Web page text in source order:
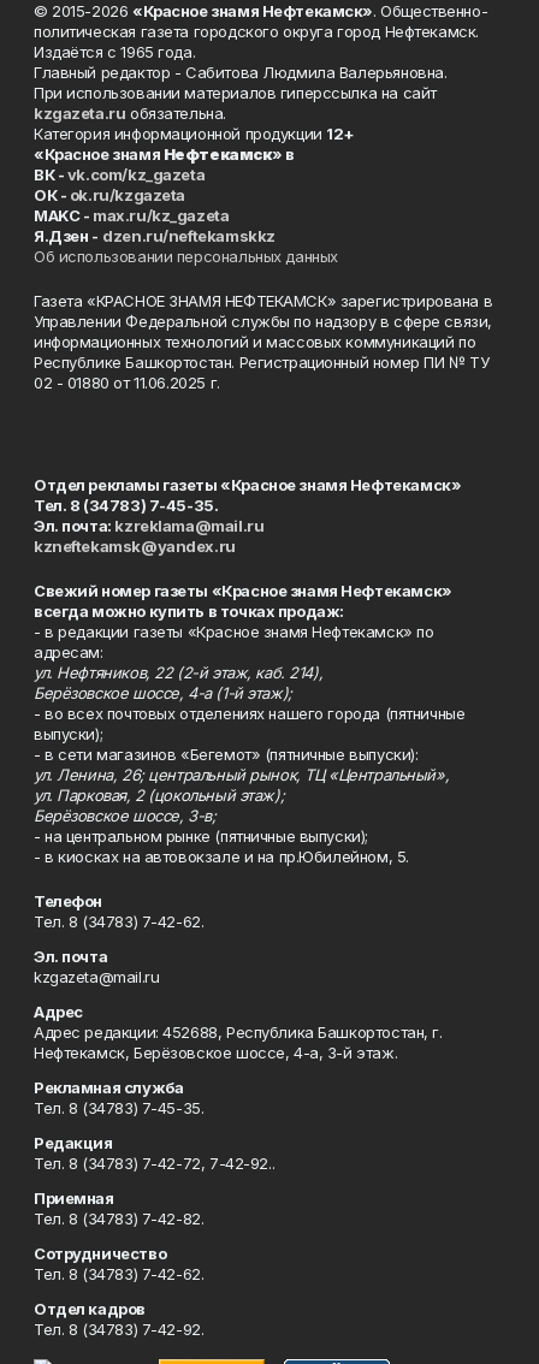
© 2015-2026 «Красное знамя Нефтекамск». Общественно-
политическая газета городского округа город Нефтекамск.
Издаётся с 1965 года.
Главный редактор - Сабитова Людмила Валерьяновна.
При использовании материалов гиперссылка на сайт
kzgazeta.ru обязательна.
Категория информационной продукции 12+
«Красное знамя Нефтекамск» в
ВК -vk.com/kz_gazeta
ОК - ok.ru/kzgazeta
MAKC - max.ru/kz_gazeta
Я.Дзен - dzen.ru/neftekamskkz
Об использовании персональных данных
Газета «КРАСНОЕ ЗНАМЯ НЕФТЕКАМСК» зарегистрирована в
Управлении Федеральной службы по надзору в сфере связи,
информационных технологий и массовых коммуникаций по
Республике Башкортостан. Регистрационный номер ПИ № ТУ
02 - 01880 от 11.06.2025 г.
Отдел рекламы газеты «Красное знамя Нефтекамск»
Тел. 8 (34783) 7-45-35.
Эл. почта: kzreklama@mail.ru
kzneftekamsk@yandex.ru
Свежий номер газеты «Красное знамя Нефтекамск»
всегда можно купить в точках продаж:
- в редакции газеты «Красное знамя Нефтекамск» по
адресам:
ул. Нефтяников, 22 (2-й этаж, каб. 214),
Берёзовское шоссе, 4-а (1-й этаж);
- во всех почтовых отделениях нашего города (пятничные
выпуски);
- в сети магазинов «Бегемот» (пятничные выпуски):
ул. Ленина, 26; центральный рынок, ТЦ «Центральный»,
ул. Парковая, 2 (цокольный этаж);
Берёзовское шоссе, 3-в;
- на центральном рынке (пятничные выпуски);
- в киосках на автовокзале и на пр.Юбилейном, 5.
Телефон
Тел. 8 (34783) 7-42-62.
Эл. почта
kzgazeta@mail.ru
Адрес
Адрес редакции: 452688, Республика Башкортостан, г.
Нефтекамск, Берёзовское шоссе, 4-а, 3-й этаж.
Рекламная служба
Тел. 8 (34783) 7-45-35.
Редакция
Тел. 8 (34783) 7-42-72, 7-42-92..
Приемная
Тел. 8 (34783) 7-42-82.
Сотрудничество
Тел. 8 (34783) 7-42-62.
Отдел кадров
Тел. 8 (34783) 7-42-92.